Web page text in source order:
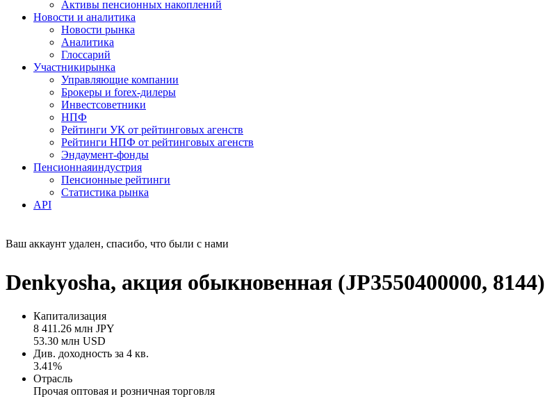
Активы пенсионных накоплений
Новости и аналитика
Новости рынка
Аналитика
Глоссарий
Участникирынка
Управляющие компании
Брокеры и forex-дилеры
Инвестсоветники
НПФ
Рейтинги УК от рейтинговых агенств
Рейтинги НПФ от рейтинговых агенств
Эндаумент-фонды
Пенсионнаяиндустрия
Пенсионные рейтинги
Статистика рынка
API
Ваш аккаунт удален, спасибо, что были с нами
Denkyosha, акция обыкновенная (JP3550400000, 8144)
Капитализация
8 411.26 млн JPY
53.30 млн USD
Див. доходность за 4 кв.
3.41%
Отрасль
Прочая оптовая и розничная торговля